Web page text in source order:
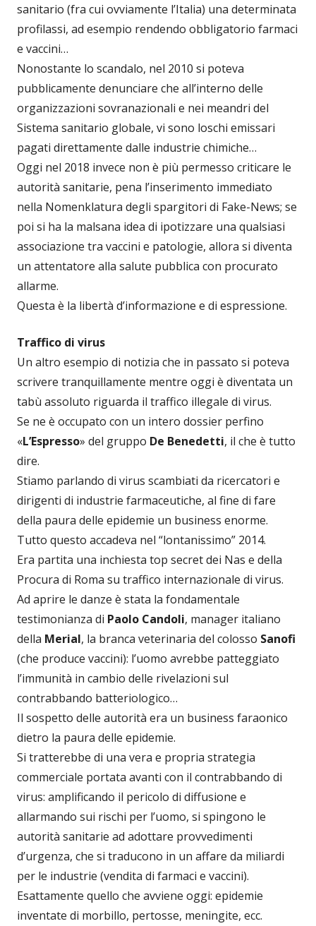
sanitario (fra cui ovviamente l’Italia) una determinata
profilassi, ad esempio rendendo obbligatorio farmaci
e vaccini…
Nonostante lo scandalo, nel 2010 si poteva
pubblicamente denunciare che all’interno delle
organizzazioni sovranazionali e nei meandri del
Sistema sanitario globale, vi sono loschi emissari
pagati direttamente dalle industrie chimiche…
Oggi nel 2018 invece non è più permesso criticare le
autorità sanitarie, pena l’inserimento immediato
nella Nomenklatura degli spargitori di Fake-News; se
poi si ha la malsana idea di ipotizzare una qualsiasi
associazione tra vaccini e patologie, allora si diventa
un attentatore alla salute pubblica con procurato
allarme.
Questa è la libertà d’informazione e di espressione.
Traffico di virus
Un altro esempio di notizia che in passato si poteva
scrivere tranquillamente mentre oggi è diventata un
tabù assoluto riguarda il traffico illegale di virus.
Se ne è occupato con un intero dossier perfino
«L’Espresso» del gruppo De Benedetti, il che è tutto
dire.
Stiamo parlando di virus scambiati da ricercatori e
dirigenti di industrie farmaceutiche, al fine di fare
della paura delle epidemie un business enorme.
Tutto questo accadeva nel “lontanissimo” 2014.
Era partita una inchiesta top secret dei Nas e della
Procura di Roma su traffico internazionale di virus.
Ad aprire le danze è stata la fondamentale
testimonianza di Paolo Candoli, manager italiano
della Merial, la branca veterinaria del colosso Sanofi
(che produce vaccini): l’uomo avrebbe patteggiato
l’immunità in cambio delle rivelazioni sul
contrabbando batteriologico…
Il sospetto delle autorità era un business faraonico
dietro la paura delle epidemie.
Si tratterebbe di una vera e propria strategia
commerciale portata avanti con il contrabbando di
virus: amplificando il pericolo di diffusione e
allarmando sui rischi per l’uomo, si spingono le
autorità sanitarie ad adottare provvedimenti
d’urgenza, che si traducono in un affare da miliardi
per le industrie (vendita di farmaci e vaccini).
Esattamente quello che avviene oggi: epidemie
inventate di morbillo, pertosse, meningite, ecc.